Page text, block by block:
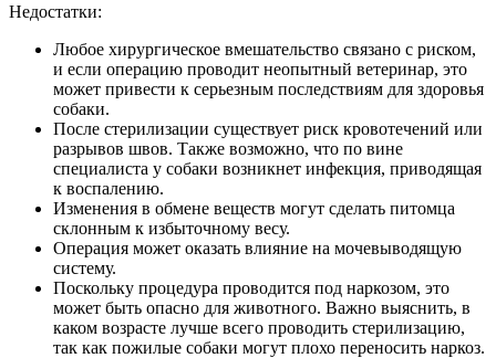
Недостатки:
Любое хирургическое вмешательство связано с риском,
и если операцию проводит неопытный ветеринар, это
может привести к серьезным последствиям для здоровья
собаки.
После стерилизации существует риск кровотечений или
разрывов швов. Также возможно, что по вине
специалиста у собаки возникнет инфекция, приводящая
к воспалению.
Изменения в обмене веществ могут сделать питомца
склонным к избыточному весу.
Операция может оказать влияние на мочевыводящую
систему.
Поскольку процедура проводится под наркозом, это
может быть опасно для животного. Важно выяснить, в
каком возрасте лучше всего проводить стерилизацию,
так как пожилые собаки могут плохо переносить наркоз.